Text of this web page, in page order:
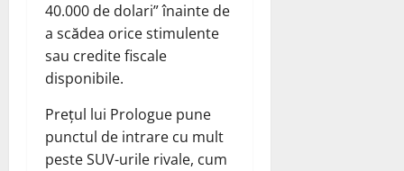
40.000 de dolari” înainte de
a scădea orice stimulente
sau credite fiscale
disponibile.
Prețul lui Prologue pune
punctul de intrare cu mult
peste SUV-urile rivale, cum